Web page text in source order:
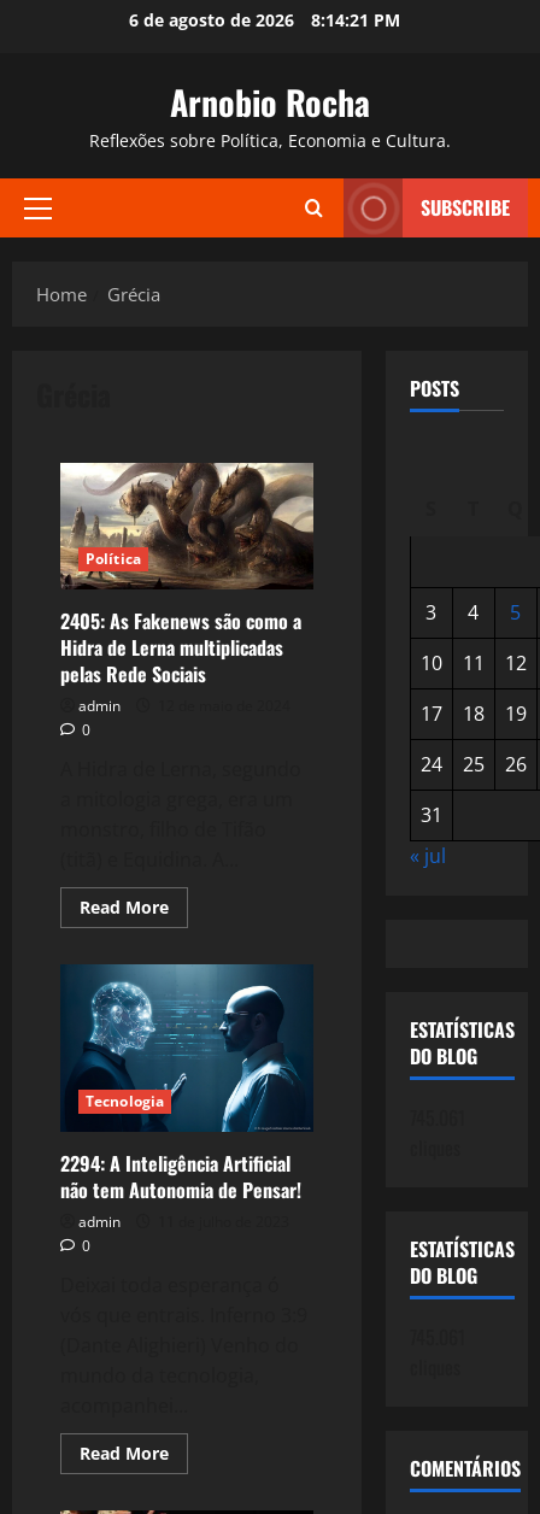
6 de agosto de 2026 8:14:22 PM
Arnobio Rocha
Reflexões sobre Política, Economia e Cultura.
Primary
SUBSCRIBE
Home Grécia
Política
2405: As Fakenews são como a
Hidra de Lerna multiplicadas
pelas Rede Sociais
admin
0
Read MoreRead
more
Fakenews
são
como
a
Hidra
de
Lerna
multiplicadas
Sociais
Tecnologia
2294: A Inteligência Artificial
não tem Autonomia de Pensar!
admin
0
Read MoreRead
more
POSTS
3 4
5
10
11
12
17
18
19
24
25
26
31
« jul
ESTATÍSTICAS
DO BLOG
ESTATÍSTICAS
DO BLOG
COMENTÁRIOS